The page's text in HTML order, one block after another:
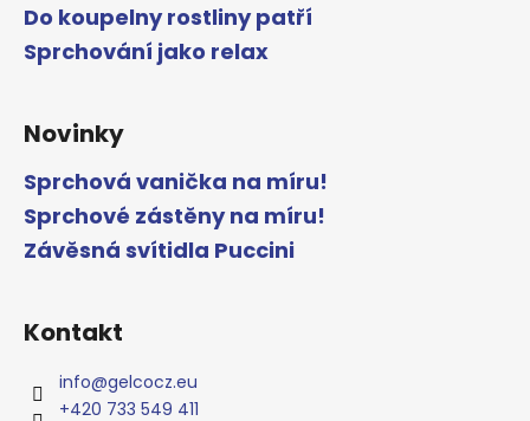
Do koupelny rostliny patří
Sprchování jako relax
Novinky
Sprchová vanička na míru!
Sprchové zástěny na míru!
Závěsná svítidla Puccini
Kontakt
info@gelcocz.eu
+420 733 549 411